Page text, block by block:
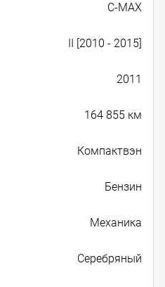
C-MAX
II [2010 - 2015]
2011
164 855 км
Компактвэн
Бензин
Механика
Серебряный